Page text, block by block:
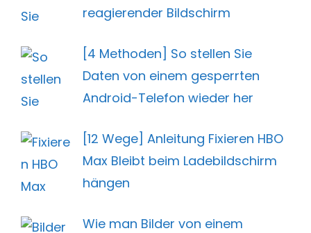
reagierender Bildschirm
[4 Methoden] So stellen Sie
Daten von einem gesperrten
Android-Telefon wieder her
[12 Wege] Anleitung Fixieren HBO
Max Bleibt beim Ladebildschirm
hängen
Wie man Bilder von einem